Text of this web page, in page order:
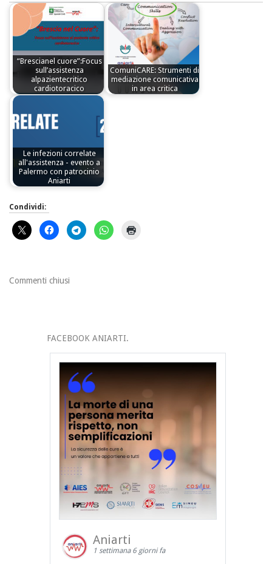
“Brescianel cuore”:Focus
sull’assistenza
alpazientecritico
cardiotoracico
ComuniCARE: Strumenti di
mediazione comunicativa
in area critica
Le infezioni correlate
all'assistenza - evento a
Palermo con patrocinio
Aniarti
Condividi:
Commenti chiusi
FACEBOOK ANIARTI.
Aniarti
1 settimana 6 giorni fa